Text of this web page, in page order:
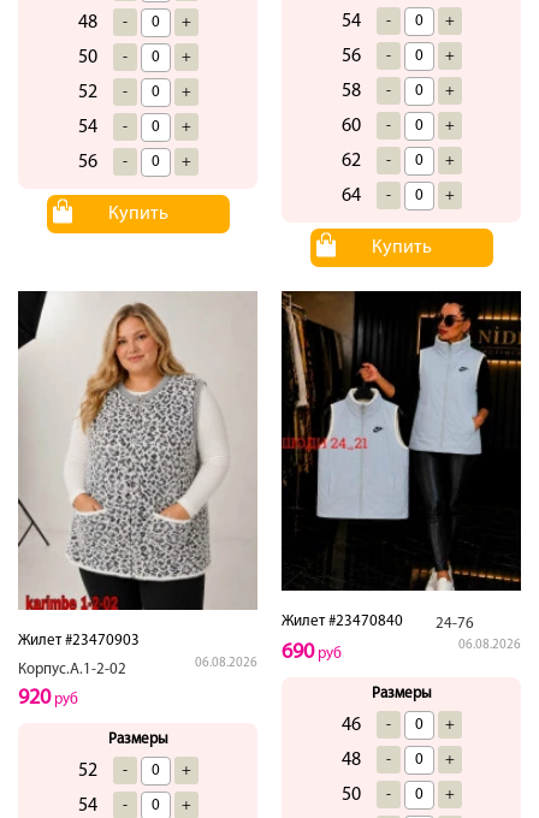
48 - +
50 - +
52 - +
54 - +
56 - +
Купить
54 - +
56 - +
58 - +
60 - +
62 - +
64 - +
Купить
Жилет #23470903
Корпус.А.1-2-02
06.08.2026
920руб
Размеры
52 - +
54 - +
Жилет #23470840 24-76
06.08.2026
690руб
Размеры
46 - +
48 - +
50 - +